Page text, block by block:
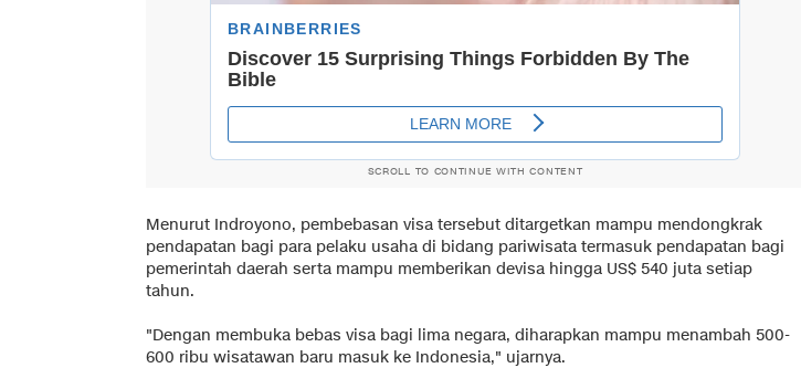
SCROLL TO CONTINUE WITH CONTENT
Menurut Indroyono, pembebasan visa tersebut ditargetkan mampu mendongkrak
pendapatan bagi para pelaku usaha di bidang pariwisata termasuk pendapatan bagi
pemerintah daerah serta mampu memberikan devisa hingga US$ 540 juta setiap
tahun.
"Dengan membuka bebas visa bagi lima negara, diharapkan mampu menambah 500-
600 ribu wisatawan baru masuk ke Indonesia," ujarnya.